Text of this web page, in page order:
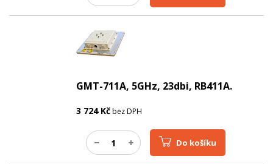
GMT-711A, 5GHz, 23dbi, RB411A.
3 724Kčbez DPH
Do košíku